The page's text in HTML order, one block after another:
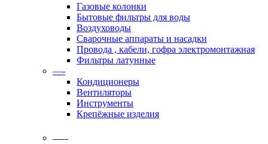
Газовые колонки
Бытовые фильтры для воды
Воздуховоды
Сварочные аппараты и насадки
Провода , кабели, гофра электромонтажная
Фильтры латунные
—-
Кондиционеры
Вентиляторы
Инструменты
Крепёжные изделия
——